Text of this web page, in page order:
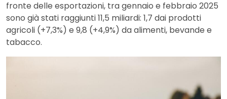
fronte delle esportazioni, tra gennaio e febbraio 2025
sono già stati raggiunti 11,5 miliardi: 1,7 dai prodotti
agricoli (+7,3%) e 9,8 (+4,9%) da alimenti, bevande e
tabacco.